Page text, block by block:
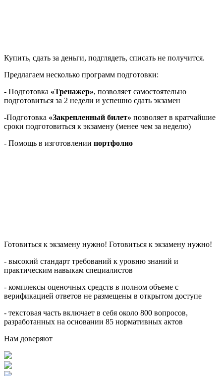
Купить, сдать за деньги, подглядеть, списать не получится.
Предлагаем несколько программ подготовки:
- Подготовка «Тренажер», позволяет самостоятельно
подготовиться за 2 недели и успешно сдать экзамен
-Подготовка «Закрепленный билет» позволяет в кратчайшие
сроки подготовиться к экзамену (менее чем за неделю)
- Помощь в изготовлении портфолио
Готовиться к экзамену нужно! Готовиться к экзамену нужно!
- высокий стандарт требований к уровню знаний и
практическим навыкам специалистов
- комплексы оценочных средств в полном объеме с
верификацией ответов не размещены в открытом доступе
- текстовая часть включает в себя около 800 вопросов,
разработанных на основании 85 нормативных актов
Нам доверяют